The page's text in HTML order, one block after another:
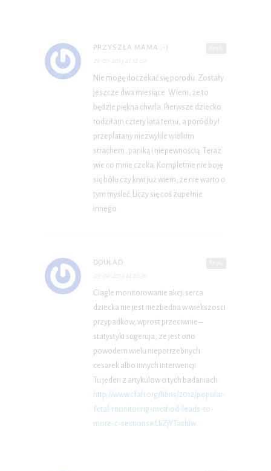
PRZYSZŁA MAMA ;-)
Nie mogę doczekać się porodu. Zostały
jeszcze dwa miesiące. Wiem, że to
będzie piękna chwila. Pierwsze dziecko
rodziłam cztery lata temu, a poród był
przeplatany niezwykle wielkim
strachem, paniką i niepewnością. Teraz
wie co mnie czeka. Kompletnie nie boję
się bólu czy krwi już wiem, że nie warto o
tym myśleć. Liczy się coś zupełnie
innego.
DOULAD
Ciagle monitorowanie akcji serca
dziecka nie jest niezbedna w wiekszosci
przypadkow, wprost przeciwnie –
statystyki sugeruja, ze jest ono
powodem wielu niepotrzebnych
cesarek albo innych interwencji
Tu jeden z artykulow o tych badaniach:
http://www.cfah.org/hbns/2012/popular-
fetal-monitoring-method-leads-to-
more-c-sections#.UiZjYTashlw